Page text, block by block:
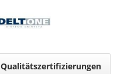
Qualitätszertifizierungen